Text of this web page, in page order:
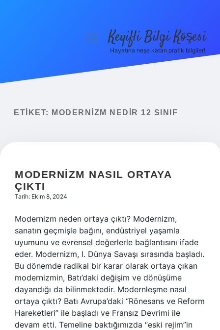
Yasal Uyarı
menüyüKeyifli Bilgi Köşesi
Hayatına neşe katan pratik bilgiler!
ETIKET: MODERNIZM NEDIR 12 SINIF
MODERNIZM NASIL ORTAYA
ÇIKTI
Tarih: Ekim 8, 2024
Modernizm neden ortaya çıktı? Modernizm,
sanatın geçmişle bağını, endüstriyel yaşamla
uyumunu ve evrensel değerlerle bağlantısını ifade
eder. Modernizm, I. Dünya Savaşı sırasında başladı.
Bu dönemde radikal bir karar olarak ortaya çıkan
modernizmin, Batı’daki değişim ve dönüşüme
dayandığı da bilinmektedir. Modernleşme nasıl
ortaya çıktı? Batı Avrupa’daki “Rönesans ve Reform
Hareketleri” ile başladı ve Fransız Devrimi ile
devam etti. Temeline baktığımızda “eski rejim”in